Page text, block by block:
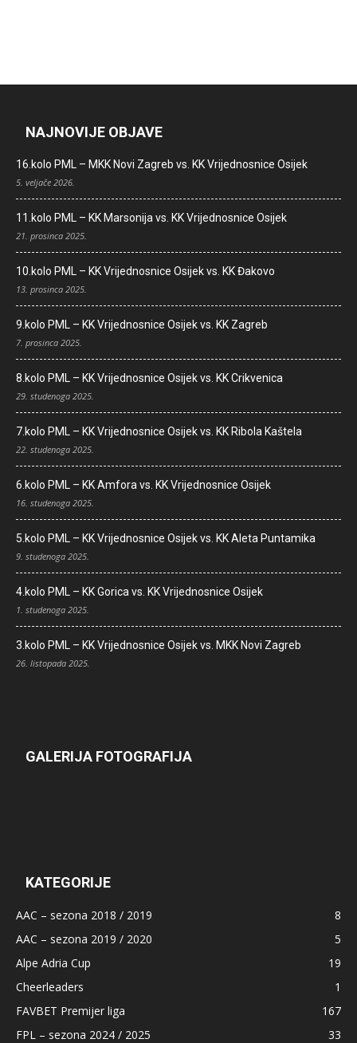
NAJNOVIJE OBJAVE
16.kolo PML – MKK Novi Zagreb vs. KK Vrijednosnice Osijek
5. veljače 2026.
11.kolo PML – KK Marsonija vs. KK Vrijednosnice Osijek
21. prosinca 2025.
10.kolo PML – KK Vrijednosnice Osijek vs. KK Đakovo
13. prosinca 2025.
9.kolo PML – KK Vrijednosnice Osijek vs. KK Zagreb
7. prosinca 2025.
8.kolo PML – KK Vrijednosnice Osijek vs. KK Crikvenica
29. studenoga 2025.
7.kolo PML – KK Vrijednosnice Osijek vs. KK Ribola Kaštela
22. studenoga 2025.
6.kolo PML – KK Amfora vs. KK Vrijednosnice Osijek
16. studenoga 2025.
5.kolo PML – KK Vrijednosnice Osijek vs. KK Aleta Puntamika
9. studenoga 2025.
4.kolo PML – KK Gorica vs. KK Vrijednosnice Osijek
1. studenoga 2025.
3.kolo PML – KK Vrijednosnice Osijek vs. MKK Novi Zagreb
26. listopada 2025.
GALERIJA FOTOGRAFIJA
KATEGORIJE
AAC – sezona 2018 / 2019
8
AAC – sezona 2019 / 2020
5
Alpe Adria Cup
19
Cheerleaders
1
FAVBET Premijer liga
167
FPL – sezona 2024 / 2025
33